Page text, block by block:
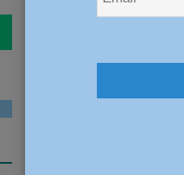
è tutto pronto per la